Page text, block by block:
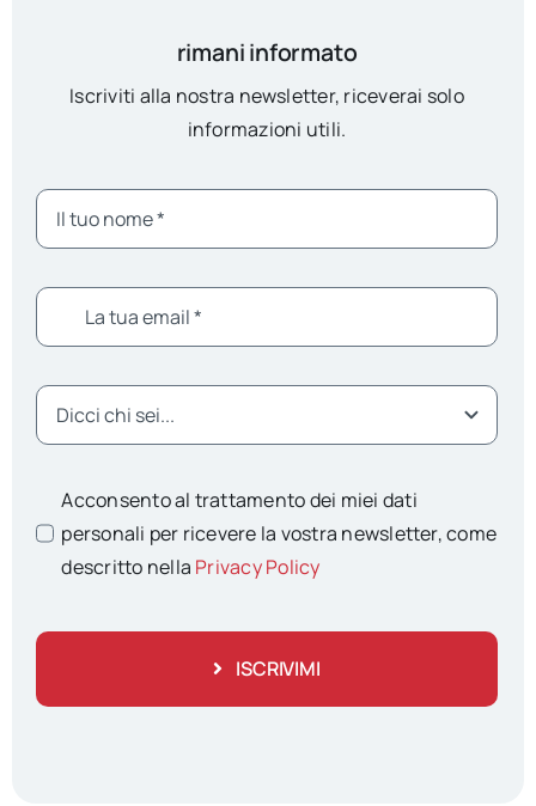
rimani informato
Iscriviti alla nostra newsletter, riceverai solo
informazioni utili.
Acconsento al trattamento dei miei dati
personali per ricevere la vostra newsletter, come
descritto nella Privacy Policy
ISCRIVIMI